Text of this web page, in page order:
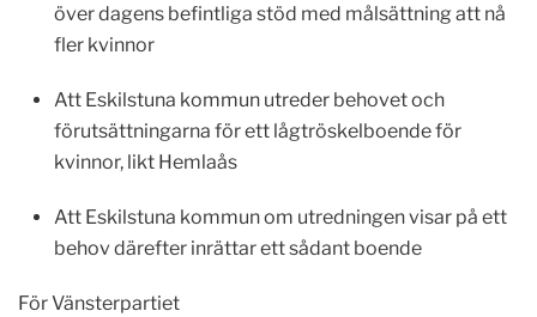
över dagens befintliga stöd med målsättning att nå
fler kvinnor
Att Eskilstuna kommun utreder behovet och
förutsättningarna för ett lågtröskelboende för
kvinnor, likt Hemlaås
Att Eskilstuna kommun om utredningen visar på ett
behov därefter inrättar ett sådant boende
För Vänsterpartiet